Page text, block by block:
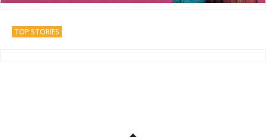
TOP STORIES